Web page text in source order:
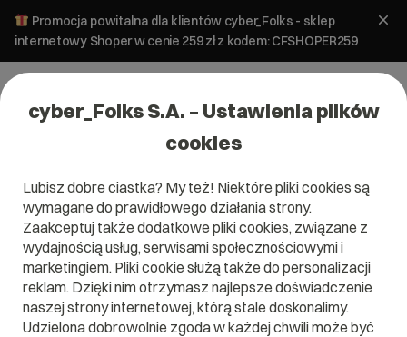
Promocja powitalna dla klientów cyber_Folks - sklep
internetowy Shoper w cenie 259 zł z kodem: CFSHOPER259
Domena .whoswho
i wiadomo, kto jest kim
cyber_Folks S.A. – Ustawienia plików
cookies
Lubisz dobre ciastka? My też! Niektóre pliki cookies są
wymagane do prawidłowego działania strony.
Zaakceptuj także dodatkowe pliki cookies, związane z
wydajnością usług, serwisami społecznościowymi i
marketingiem. Pliki cookie służą także do personalizacji
reklam. Dzięki nim otrzymasz najlepsze doświadczenie
naszej strony internetowej, którą stale doskonalimy.
Udzielona dobrowolnie zgoda w każdej chwili może być